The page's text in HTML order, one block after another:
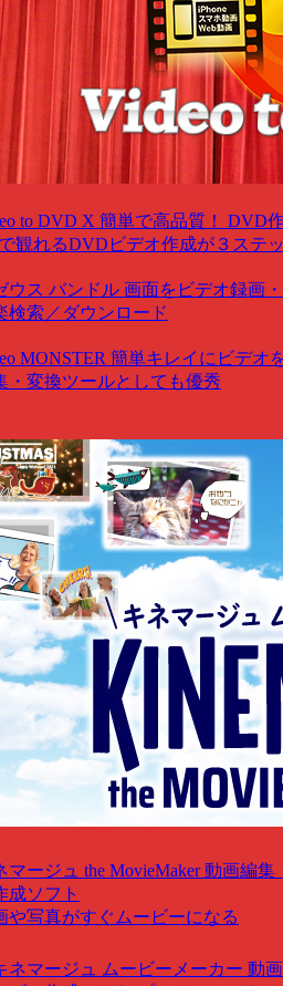
to DVD X 簡単で高品質！ DVD
観れるDVDビデオ作成が３ステ
MONSTER 簡単キレイにビデオ
・変換ツールとしても優秀
マージュ the MovieMaker 動画編集
成ソフト
や写真がすぐムービーになる